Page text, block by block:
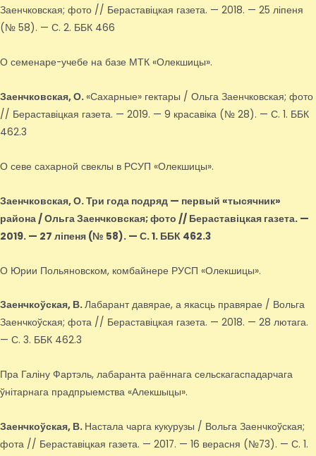
Заенчковская; фото // Бераставіцкая газета. — 2018. — 25 ліпеня
(№ 58). — С. 2. ББК 466
О семенаре-учебе на базе МТК «Олекшицы».
Заенчковская, О.«Сахарные» гектары / Ольга Заенчковская; фото
// Бераставіцкая газета. — 2019. — 9 красавіка (№ 28). — С. 1. ББК
462.3
О севе сахарной свеклы в РСУП «Олекшицы».
Заенчковская, О.Три года подряд — первый «тысячник»
района / Ольга Заенчковская; фото // Бераставіцкая газета. —
2019. — 27 ліпеня (№ 58). — С. 1. ББК 462.3
О Юрии Польяновском, комбайнере РУСП «Олекшицы».
Заенчкоўская, В.Лабарант давярае, а якасць правярае / Вольга
Заенчкоўская; фота // Бераставіцкая газета. — 2018. — 28 лютага.
— С. 3. ББК 462.3
Пра Галіну Фартэль, лабаранта раённага сельскагаспадарчага
ўнітарнага прадпрыемства «Алекшыцы».
Заенчкоўская, В. Настала чарга кукурузы / Вольга Заенчкоўская;
фота // Бераставіцкая газета. — 2017. — 16 верасня (№73). — С. 1.